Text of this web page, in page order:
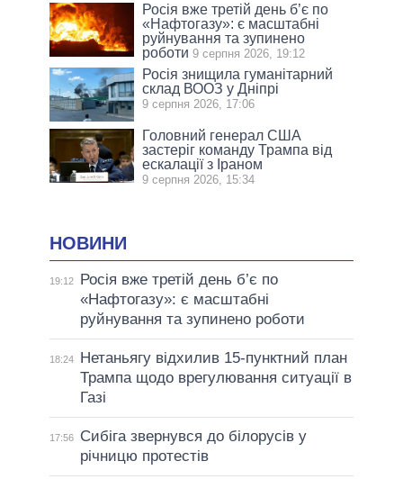
Росія вже третій день б’є по
«Нафтогазу»: є масштабні
руйнування та зупинено
роботи 9 серпня 2026, 19:12
Росія знищила гуманітарний
склад ВООЗ у Дніпрі
9 серпня 2026, 17:06
Головний генерал США
застеріг команду Трампа від
ескалації з Іраном
9 серпня 2026, 15:34
НОВИНИ
19:12
Росія вже третій день б’є по
«Нафтогазу»: є масштабні
руйнування та зупинено роботи
18:24
Нетаньягу відхилив 15-пунктний план
Трампа щодо врегулювання ситуації в
Газі
17:56
Сибіга звернувся до білорусів у
річницю протестів